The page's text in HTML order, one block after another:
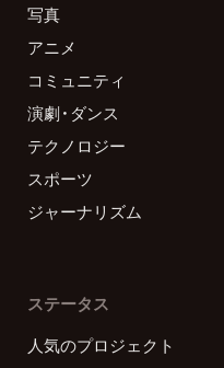
写真
アニメ
コミュニティ
演劇・ダンス
テクノロジー
スポーツ
ジャーナリズム
ステータス
人気のプロジェクト